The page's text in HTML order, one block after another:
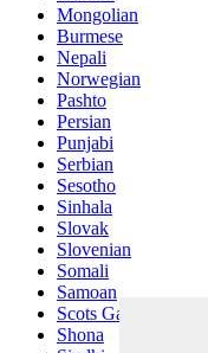
Mongolian
Burmese
Nepali
Norwegian
Pashto
Persian
Punjabi
Serbian
Sesotho
Sinhala
Slovak
Slovenian
Somali
Samoan
Scots Gaelic
Shona